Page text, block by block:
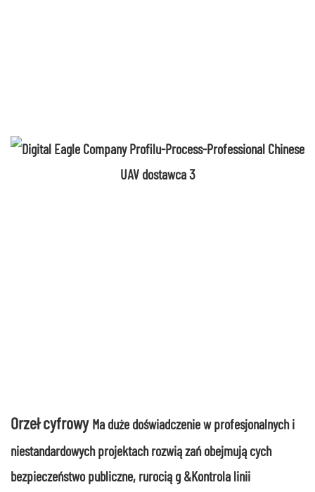
Orzeł cyfrowy Ma duże doświadczenie w profesjonalnych i
niestandardowych projektach rozwiązań obejmujących
bezpieczeństwo publiczne, rurociąg &Kontrola linii